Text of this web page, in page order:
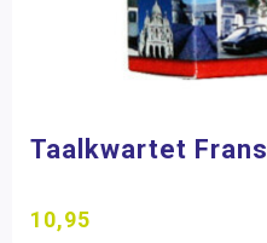
Taalkwartet Frans
10,95